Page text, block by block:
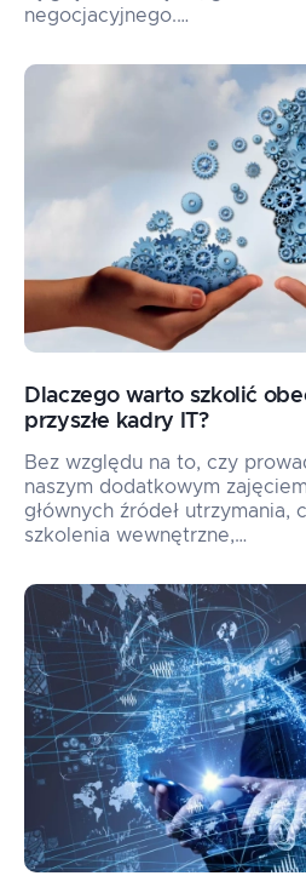
negocjacyjnego.…
Dlaczego warto szkolić
przyszłe kadry IT?
Bez względu na to, czy
naszym dodatkowym
głównych źródeł utrzymania,
szkolenia wewnętrzne,…